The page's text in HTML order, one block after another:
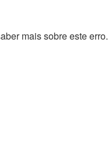
mais sobre este erro.